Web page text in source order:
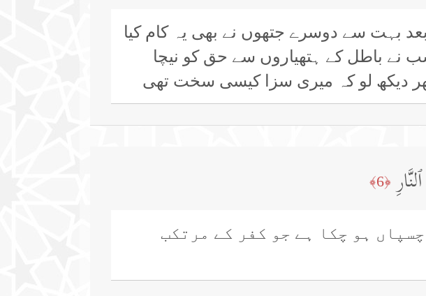
بہت سے دوسرے جتھوں نے بھی یہ کام کیا
نے باطل کے ہتھیاروں سے حق کو نیچا
دیکھ لو کہ میری سزا کیسی سخت تھی
﴿6﴾
ہو چکا ہے جو کفر کے مرتکب